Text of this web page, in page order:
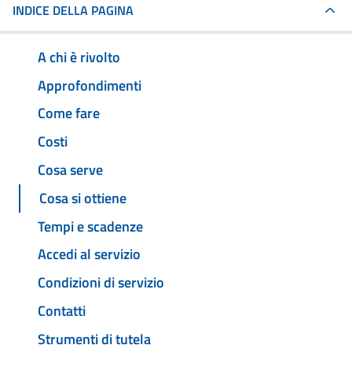
INDICE DELLA PAGINA
A chi è rivolto
Approfondimenti
Come fare
Costi
Cosa serve
Cosa si ottiene
Tempi e scadenze
Accedi al servizio
Condizioni di servizio
Contatti
Strumenti di tutela